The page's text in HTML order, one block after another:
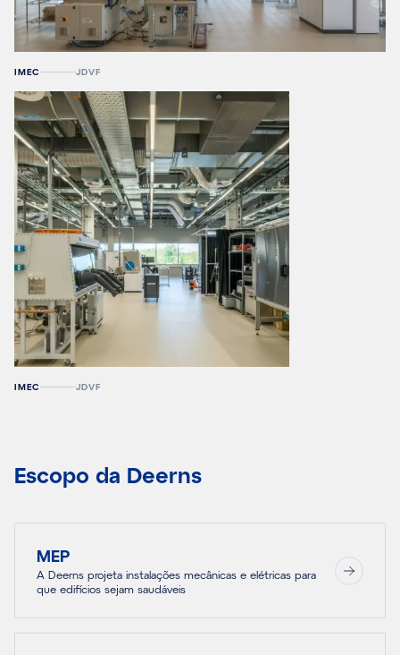
IMEC JDVF
IMEC JDVF
Escopo da Deerns
MEP
A Deerns projeta instalações mecânicas e elétricas para
que edifícios sejam saudáveis